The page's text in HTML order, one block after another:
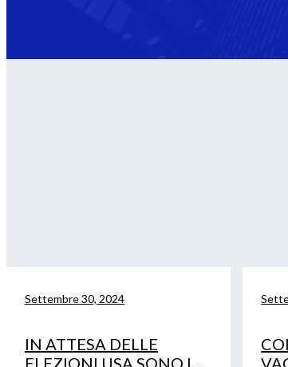
Settembre 30, 2024
IN ATTESA DELLE
ELEZIONI USA SONO I